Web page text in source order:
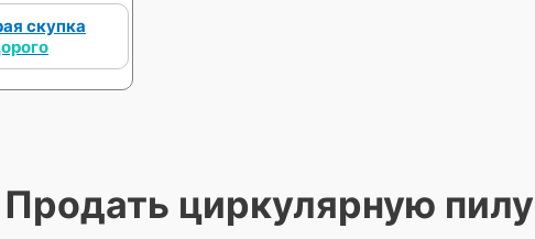
скупка
Продать циркулярную пилу